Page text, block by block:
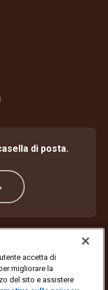
di posta.
of America, Inc. Tutti i
accetta di
migliorare la
del sito e assistere